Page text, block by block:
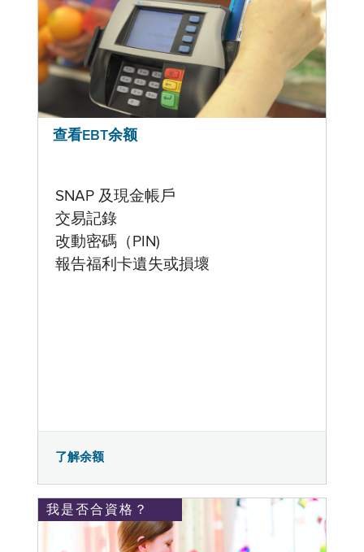
查看EBT余额
SNAP 及現金帳戶
交易記錄
改動密碼（PIN)
報告福利卡遺失或損壞
了解余额
我是否合資格？